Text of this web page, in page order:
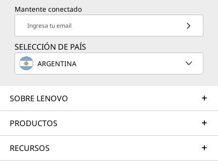
Mantente conectado
Ingresa tu email
SELECCIÓN DE PAÍS
ARGENTINA
SOBRE LENOVO
PRODUCTOS
RECURSOS